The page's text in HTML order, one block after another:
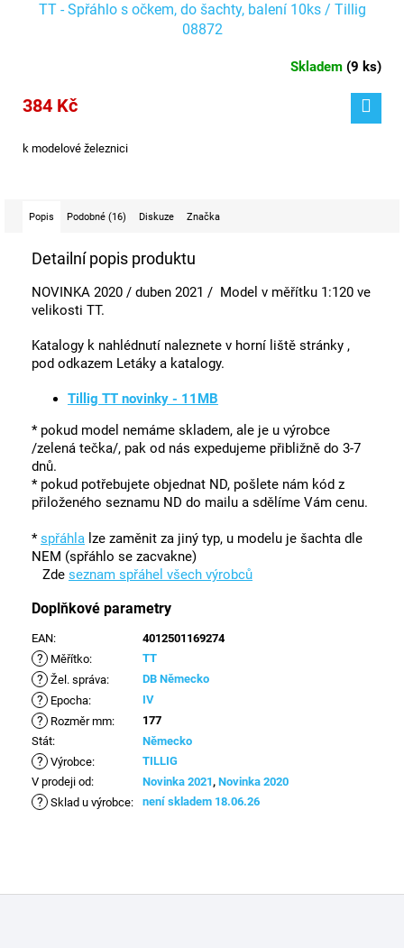
TT - Spřáhlo s očkem, do šachty, balení 10ks / Tillig
08872
Skladem (9 ks)
384 Kč
k modelové železnici
Popis Podobné (16) Diskuze Značka
Detailní popis produktu
NOVINKA 2020 / duben 2021 / Model v měřítku 1:120 ve
velikosti TT.
Katalogy k nahlédnutí naleznete v horní liště stránky ,
pod odkazem Letáky a katalogy.
Tillig TT novinky - 11MB
* pokud model nemáme skladem, ale je u výrobce
/zelená tečka/, pak od nás expedujeme přibližně do 3-7
dnů.
* pokud potřebujete objednat ND, pošlete nám kód z
přiloženého seznamu ND do mailu a sdělíme Vám cenu.
*spřáhla lze zaměnit za jiný typ, u modelu je šachta dle
NEM (spřáhlo se zacvakne)
Zde seznam spřáhel všech výrobců
Doplňkové parametry
EAN: 4012501169274
? Měřítko: TT
? Žel. správa: DB Německo
? Epocha: IV
? Rozměr mm:
177
Stát: Německo
? Výrobce:
TILLIG
V prodeji od: Novinka 2021, Novinka 2020
? Sklad u výrobce: není skladem 18.06.26